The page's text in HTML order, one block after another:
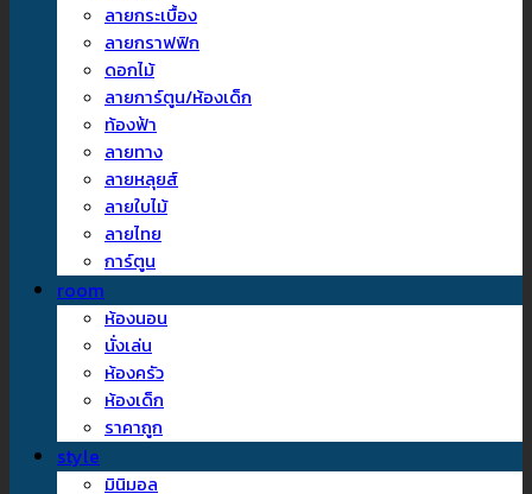
ลายกระเบื้อง
ลายกราฟฟิก
ดอกไม้
ลายการ์ตูน/ห้องเด็ก
ท้องฟ้า
ลายทาง
ลายหลุยส์
ลายใบไม้
ลายไทย
การ์ตูน
room
ห้องนอน
นั่งเล่น
ห้องครัว
ห้องเด็ก
ราคาถูก
style
มินิมอล